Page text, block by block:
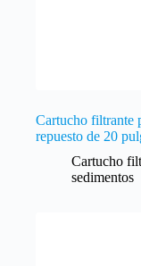
Cartucho filtrante
repuesto de 20
Cartucho
sedimentos